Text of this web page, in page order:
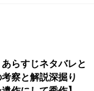
らすじネタバレと
察と解説深掘り